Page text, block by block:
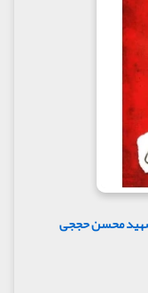
محسن حججی